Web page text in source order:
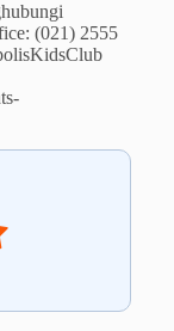
(021) 2555